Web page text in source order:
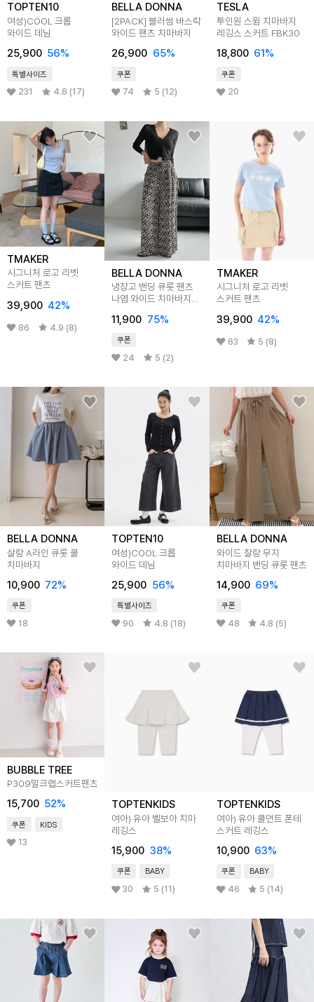
TOPTEN10
여성)COOL 크롭
와이드 데님
25,900 56%
특별사이즈
231 4.8 (17)
BELLA DONNA
[2PACK] 블러썸 바스락
와이드 팬츠 치마바지
26,900 65%
쿠폰
74 5 (12)
TESLA
투인원 스윔 치마바지
레깅스 스커트 FBK30
18,800 61 %
쿠폰
20
TMAKER
시그니처 로고 리벳
스커트 팬츠
39,900 42%
86 4.9 (8)
BELLA DONNA
냉장고 밴딩 큐롯 팬츠
나염 와이드 치마바지
11,900 75%
쿠폰
24 5 (2)
TMAKER
시그니처 로고 리벳
스커트 팬츠
39,900 42%
63 5 (8)
BELLA DONNA
살랑 A라인 큐롯 쿨
치마바지
10,900 72%
쿠폰
18
TOPTEN10
여성)COOL 크롭
와이드 데님
25,900 56%
특별사이즈
90 4.8 (18)
BELLA DONNA
와이드 찰랑 무지
치마바지 밴딩 큐롯 팬츠
14,900 69%
쿠폰
48 4.8 (5)
BUBBLE TREE
P309밀크랩스커트팬츠
15,700 52%
쿠폰 KIDS
13
TOPTENKIDS
여아) 유아 벨보아 치마
레깅스
15,900 38%
쿠폰 BABY
30 5 (11)
TOPTENKIDS
여아) 유아 쿨먼트 폰테
스커트 레깅스
10,900 63%
쿠폰 BABY
46 5 (14)